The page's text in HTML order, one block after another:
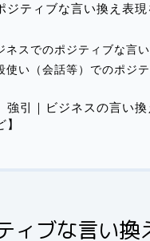
ジティブな言い換え表
ネスでのポジティブな言
使い（会話等）でのポジ
引｜ビジネスの言い
ィブな言い